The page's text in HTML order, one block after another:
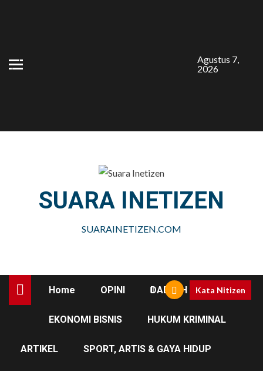
Agustus 7,
2026
SUARA INETIZEN
SUARAINETIZEN.COM
Home OPINI DAERAH
EKONOMI BISNIS HUKUM KRIMINAL
ARTIKEL SPORT, ARTIS & GAYA HIDUP
Kata Nitizen